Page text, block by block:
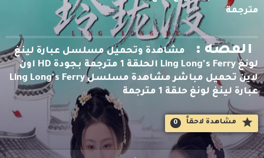
مترجمة
القصه :
مشاهدة وتحميل مسلسل عبارة لينغ
لونغ Ling Long's Ferry الحلقة 1 مترجمة بجودة HD اون
لاين تحميل مباشر مشاهدة مسلسل Ling Long's Ferry
عبارة لينغ لونغ حلقة 1 مترجمة
مشاهدة لاحقاََ 0